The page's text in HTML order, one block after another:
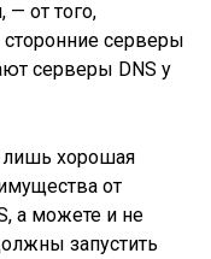
— от того,
сторонние серверы
серверы DNS у
лишь хорошая
от
а можете и не
запустить